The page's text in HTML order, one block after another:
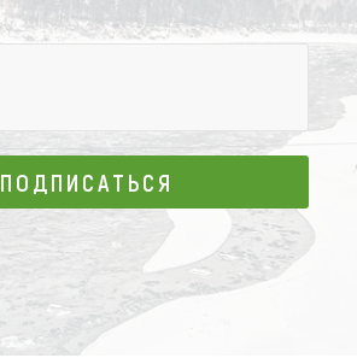
ПОДПИСАТЬСЯ
ПОДПИСАТЬСЯ